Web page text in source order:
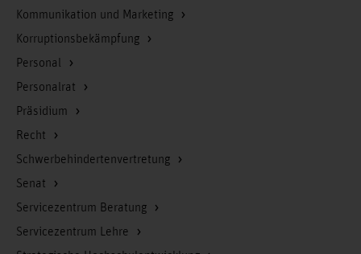
Kommunikation und Marketing
Korruptionsbekämpfung
Personal
Personalrat
Präsidium
Recht
Schwerbehindertenvertretung
Senat
Servicezentrum Beratung
Servicezentrum Lehre